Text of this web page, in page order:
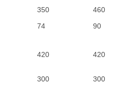
350
460
74
90
420
420
300
300